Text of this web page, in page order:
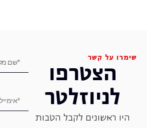
שימרו על קשר
הצטרפו
לניוזלטר
היו ראשונים לקבל הטבות